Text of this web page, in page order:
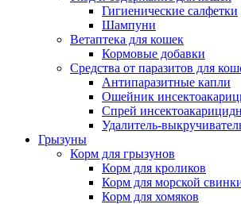
Гигиенические салфетки
Шампуни
Ветаптека для кошек
Кормовые добавки
Средства от паразитов для
Антипаразитные капли
Ошейник
Спрей
Удалитель-
Грызуны
Корм для грызунов
Корм для кроликов
Корм для морской
Корм для хомяков